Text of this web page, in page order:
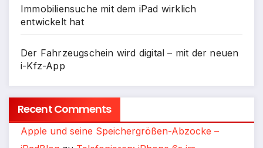
Immobiliensuche mit dem iPad wirklich
entwickelt hat
Der Fahrzeugschein wird digital – mit der neuen
i-Kfz-App
Recent Comments
Apple und seine Speichergrößen-Abzocke –